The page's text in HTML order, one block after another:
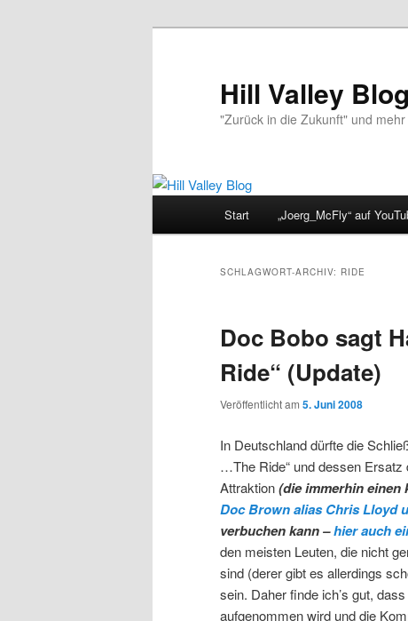
Hill Valley Blog
"Zurück in die Zukunft" und mehr
Start „Joerg_McFly“ auf
SCHLAGWORT-ARCHIV: RIDE
Doc Bobo sagt
Ride“ (Update)
Veröffentlicht am 5. Juni 2008
In Deutschland dürfte die
…The Ride“ und dessen
Attraktion(die immerhin einen
Doc Brown alias Chris Lloyd
verbuchen kann –hier auch
den meisten Leuten, die nicht
sind (derer gibt es allerdings
sein. Daher finde ich’s gut,
aufgenommen wird und die